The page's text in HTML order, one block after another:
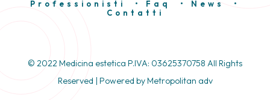
Professionisti
• Faq • News
•
Contatti
© 2022 Medicina estetica P.IVA: 03625370758 All Rights
Reserved | Powered byMetropolitan adv